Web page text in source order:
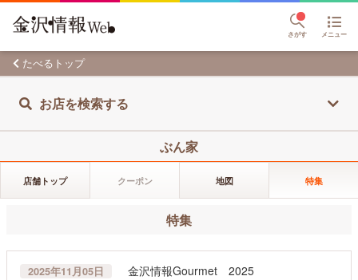
さがす メニュー
たべるトップ
お店を検索する
ぶん家
店舗トップ クーポン 地図 特集
特集
2025年11月05日 金沢情報Gourmet 2025